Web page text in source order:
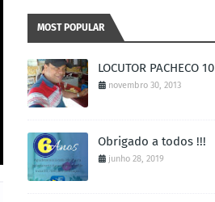
MOST POPULAR
LOCUTOR PACHECO 10
novembro 30, 2013
Obrigado a todos !!!
junho 28, 2019